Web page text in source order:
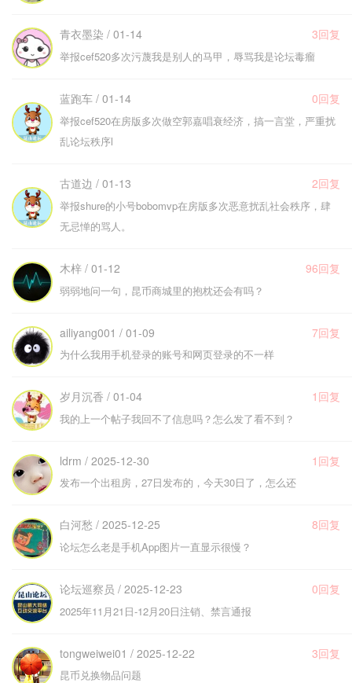
青衣墨染 / 01-14 3回复
举报cef520多次污蔑我是别人的马甲，辱骂我是论坛毒瘤
蓝跑车 / 01-14 0回复
举报cef520在房版多次做空郭嘉唱衰经济，搞一言堂，严重扰
乱论坛秩序l
古道边 / 01-13 2回复
举报shure的小号bobomvp在房版多次恶意扰乱社会秩序，肆
无忌惮的骂人。
木梓 / 01-12 96回复
弱弱地问一句，昆币商城里的抱枕还会有吗？
ailiyang001 / 01-09 7回复
为什么我用手机登录的账号和网页登录的不一样
岁月沉香 / 01-04 1回复
我的上一个帖子我回不了信息吗？怎么发了看不到？
ldrm / 2025-12-30 1回复
发布一个出租房，27日发布的，今天30日了，怎么还
白河愁 / 2025-12-25 8回复
论坛怎么老是手机App图片一直显示很慢？
论坛巡察员 / 2025-12-23 0回复
2025年11月21日-12月20日注销、禁言通报
tongweiwei01 / 2025-12-22 3回复
昆币兑换物品问题